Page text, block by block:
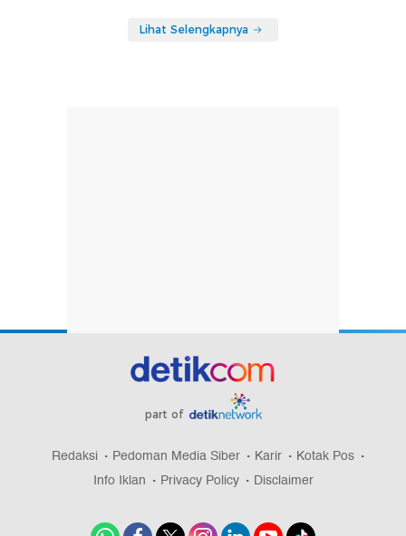
Lihat Selengkapnya
part of
Redaksi Pedoman Media Siber Karir
Kotak Pos
Info Iklan
Privacy Policy Disclaimer